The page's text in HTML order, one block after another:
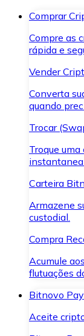
Comprar
Compre as
rápida e
Vender
Converta
quando
Trocar
Troque
Carteira
Armazene
custodial.
Compra
Acumule
flutuações
Bitnovo Pay
Aceite